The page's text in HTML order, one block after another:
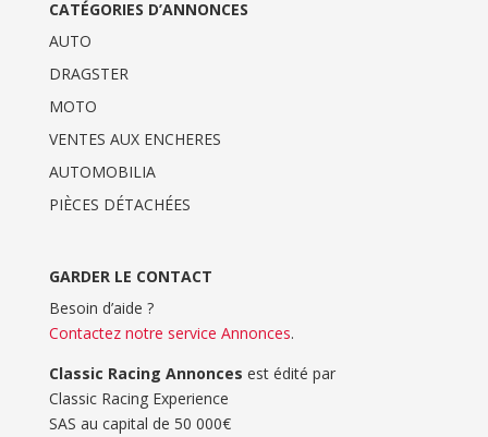
CATÉGORIES D’ANNONCES
AUTO
DRAGSTER
MOTO
VENTES AUX ENCHERES
AUTOMOBILIA
PIÈCES DÉTACHÉES
GARDER LE CONTACT
Besoin d’aide ?
Contactez notre service Annonces.
Classic Racing Annonces est édité par
Classic Racing Experience
SAS au capital de 50 000€